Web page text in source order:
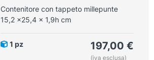
millepunte
6,3
quantità
Contenitore con tappeto millepunte
15,2 x25,4 x 1,9h cm
1 pz 197,00 €
(iva esclusa)